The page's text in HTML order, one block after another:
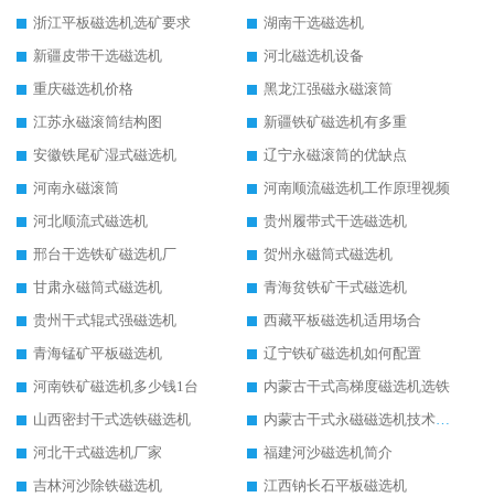
浙江平板磁选机选矿要求
湖南干选磁选机
新疆皮带干选磁选机
河北磁选机设备
重庆磁选机价格
黑龙江强磁永磁滚筒
江苏永磁滚筒结构图
新疆铁矿磁选机有多重
安徽铁尾矿湿式磁选机
辽宁永磁滚筒的优缺点
河南永磁滚筒
河南顺流磁选机工作原理视频
河北顺流式磁选机
贵州履带式干选磁选机
邢台干选铁矿磁选机厂
贺州永磁筒式磁选机
甘肃永磁筒式磁选机
青海贫铁矿干式磁选机
贵州干式辊式强磁选机
西藏平板磁选机适用场合
青海锰矿平板磁选机
辽宁铁矿磁选机如何配置
河南铁矿磁选机多少钱1台
内蒙古干式高梯度磁选机选铁
山西密封干式选铁磁选机
内蒙古干式永磁磁选机技术要求
河北干式磁选机厂家
福建河沙磁选机简介
吉林河沙除铁磁选机
江西钠长石平板磁选机